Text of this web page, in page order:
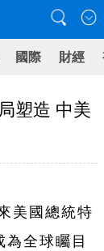
國際 財經
塑造 中美
美國總統特
全球矚目